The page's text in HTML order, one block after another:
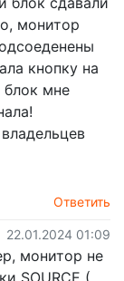
монитор
кнопку на
мне
Ответить
22.01.2024 01:09
монитор не